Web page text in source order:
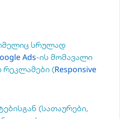
სრულად
Ads-ის მომავალი
რეკლამები (Responsive
(სათაურები,